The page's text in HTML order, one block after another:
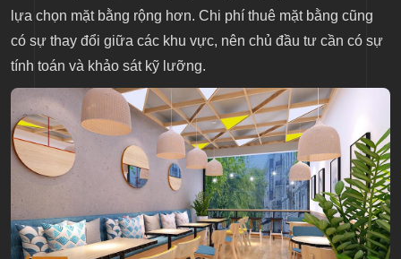
lựa chọn mặt bằng rộng hơn. Chi phí thuê mặt bằng cũng
có sự thay đổi giữa các khu vực, nên chủ đầu tư cần có sự
tính toán và khảo sát kỹ lưỡng.